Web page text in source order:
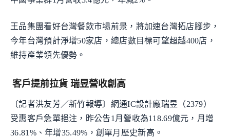
王品集團看好台灣餐飲市場前景，將加速台灣拓店腳步，
今年台灣預計淨增50家店，總店數目標可望超越400店，
維持產業領先優勢。
客戶提前拉貨 瑞昱營收創高
〔記者洪友芳／新竹報導〕網通IC設計廠瑞昱（2379）
受惠客戶急單挹注，昨公告1月營收為118.69億元，月增
36.81%、年增35.49%，創單月歷史新高。